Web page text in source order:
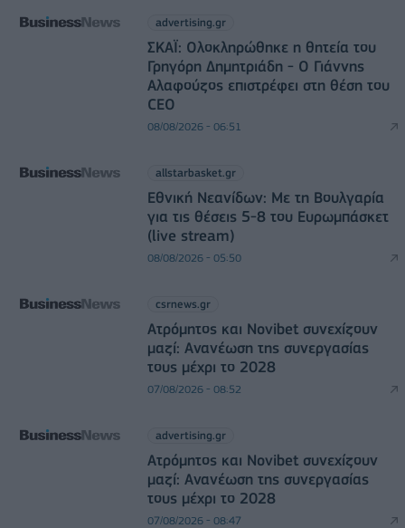
advertising.gr
ΣΚΑΪ: Ολοκληρώθηκε η θητεία του
Γρηγόρη Δημητριάδη - Ο Γιάννης
Αλαφούζος επιστρέφει στη θέση του
CEO
08/08/2026 - 06:51
allstarbasket.gr
Εθνική Νεανίδων: Με τη Βουλγαρία
για τις θέσεις 5-8 του Ευρωμπάσκετ
(live stream)
08/08/2026 - 05:50
csrnews.gr
Ατρόμητος και Novibet συνεχίζουν
μαζί: Ανανέωση της συνεργασίας
τους μέχρι το 2028
07/08/2026 - 08:52
advertising.gr
Ατρόμητος και Novibet συνεχίζουν
μαζί: Ανανέωση της συνεργασίας
τους μέχρι το 2028
07/08/2026 - 08:47